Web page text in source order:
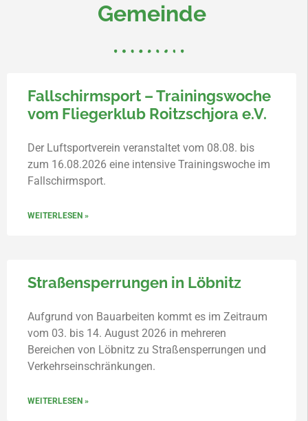
Gemeinde
Fallschirmsport – Trainingswoche
vom Fliegerklub Roitzschjora e.V.
Der Luftsportverein veranstaltet vom 08.08. bis
zum 16.08.2026 eine intensive Trainingswoche im
Fallschirmsport.
WEITERLESEN »
Straßensperrungen in Löbnitz
Aufgrund von Bauarbeiten kommt es im Zeitraum
vom 03. bis 14. August 2026 in mehreren
Bereichen von Löbnitz zu Straßensperrungen und
Verkehrseinschränkungen.
WEITERLESEN »